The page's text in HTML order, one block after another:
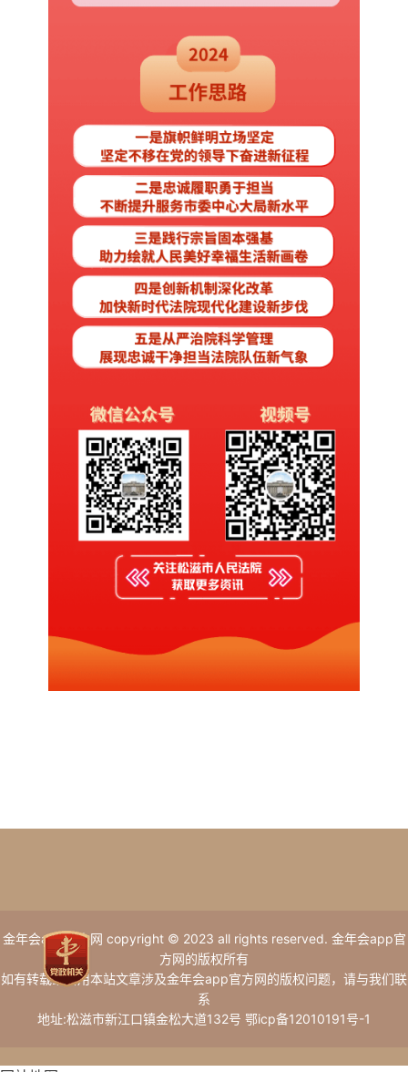
金年会app官方网 copyright © 2023 all rights reserved. 金年会app官
方网的版权所有
如有转载或引用本站文章涉及金年会app官方网的版权问题，请与我们联
系
地址:松滋市新江口镇金松大道132号 鄂icp备12010191号-1